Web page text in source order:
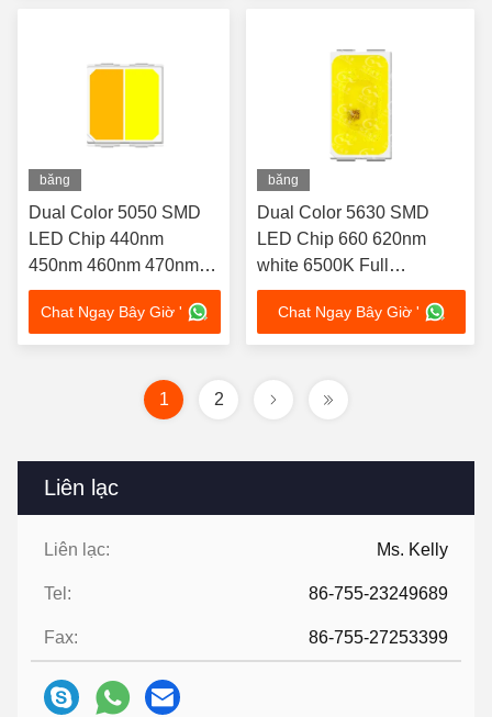
Liên lạc
Liên lạc: Ms. Kelly
Tel: 86-755-23249689
Fax: 86-755-27253399
băng
hình
Dual Color 5050 SMD
LED Chip 440nm
450nm 460nm 470nm
Full Spectrum
Customization Available
1W For Outdoor portable
Chat Ngay Bây Giờ '
băng
hình
Dual Color 5630 SMD
LED Chip 660 620nm
white 6500K Full
Spectrum Customization
Available 1W For Car
Atmosphere decoration
Chat Ngay Bây Giờ '
1 2